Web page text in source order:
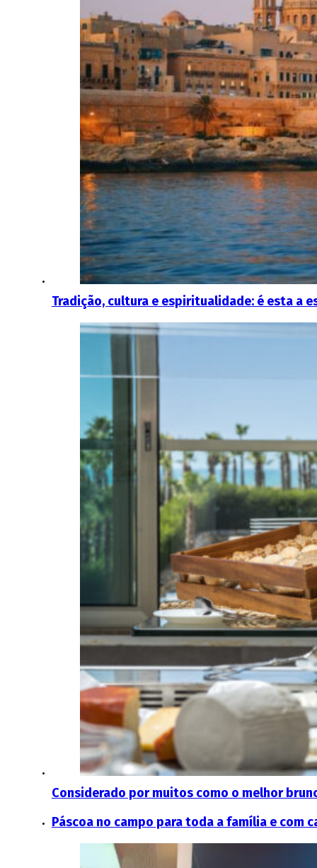
Tradição, cultura e espiritualidade: é esta a
Considerado por muitos como o melhor
Páscoa no campo para toda a família e com